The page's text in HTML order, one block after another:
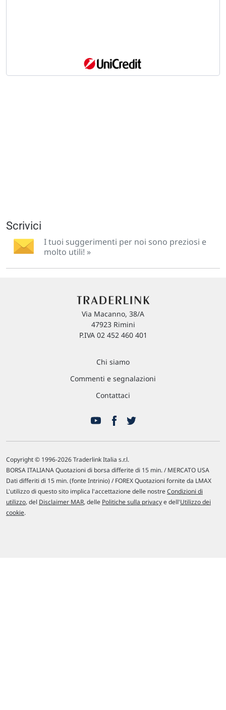
Scrivici
I tuoi suggerimenti per noi sono preziosi e
molto utili! »
Via Macanno, 38/A
47923 Rimini
P.IVA 02 452 460 401
Chi siamo
Commenti e segnalazioni
Contattaci
Copyright © 1996-2026 Traderlink Italia s.r.l.
BORSA ITALIANA Quotazioni di borsa differite di 15 min. / MERCATO USA
Dati differiti di 15 min. (fonte Intrinio) / FOREX Quotazioni fornite da LMAX
L'utilizzo di questo sito implica l'accettazione delle nostreCondizioni di
utilizzo, del Disclaimer MAR, delle Politiche sulla privacye dell'Utilizzo dei
cookie.